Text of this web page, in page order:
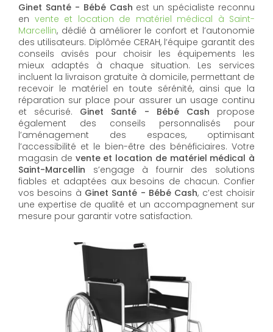
Ginet Santé - Bébé Cash est un spécialiste reconnu
en vente et location de matériel médical à Saint-
Marcellin, dédié à améliorer le confort et l’autonomie
des utilisateurs. Diplômée CERAH, l’équipe garantit des
conseils avisés pour choisir les équipements les
mieux adaptés à chaque situation. Les services
incluent la livraison gratuite à domicile, permettant de
recevoir le matériel en toute sérénité, ainsi que la
réparation sur place pour assurer un usage continu
et sécurisé. Ginet Santé - Bébé Cash propose
également des conseils personnalisés pour
l’aménagement des espaces, optimisant
l’accessibilité et le bien-être des bénéficiaires. Votre
magasin de vente et location de matériel médical à
Saint-Marcellin s’engage à fournir des solutions
fiables et adaptées aux besoins de chacun. Confier
vos besoins à Ginet Santé - Bébé Cash, c’est choisir
une expertise de qualité et un accompagnement sur
mesure pour garantir votre satisfaction.